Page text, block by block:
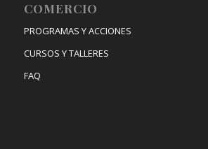
COMERCIO
PROGRAMAS Y ACCIONES
CURSOS Y TALLERES
FAQ